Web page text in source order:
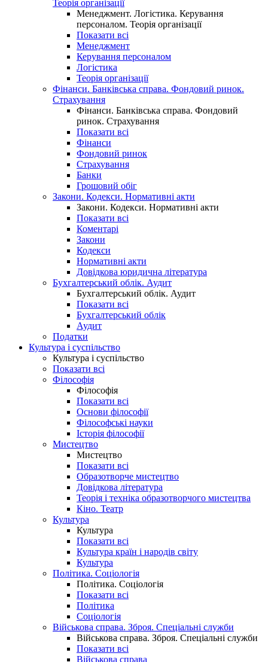
Теорія організації
Менеджмент. Логістика. Керування
персоналом. Теорія організації
Показати всі
Менеджмент
Керування персоналом
Логістика
Теорія організації
Фінанси. Банківська справа. Фондовий ринок.
Страхування
Фінанси. Банківська справа. Фондовий
ринок. Страхування
Показати всі
Фінанси
Фондовий ринок
Страхування
Банки
Грошовий обіг
Закони. Кодекси. Нормативні акти
Закони. Кодекси. Нормативні акти
Показати всі
Коментарі
Закони
Кодекси
Нормативні акти
Довідкова юридична література
Бухгалтерський облік. Аудит
Бухгалтерський облік. Аудит
Показати всі
Бухгалтерський облік
Аудит
Податки
Культура і суспільство
Культура і суспільство
Показати всі
Філософія
Філософія
Показати всі
Основи філософії
Філософські науки
Історія філософії
Мистецтво
Мистецтво
Показати всі
Образотворче мистецтво
Довідкова література
Теорія і техніка образотворчого мистецтва
Кіно. Театр
Культура
Культура
Показати всі
Культура країн і народів світу
Культура
Політика. Соціологія
Політика. Соціологія
Показати всі
Політика
Соціологія
Військова справа. Зброя. Спеціальні служби
Військова справа. Зброя. Спеціальні служби
Показати всі
Військова справа